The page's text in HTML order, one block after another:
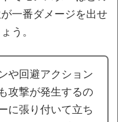
一番ダメージを出せ
う。
や回避アクション
攻撃が発生するの
に張り付いて立ち